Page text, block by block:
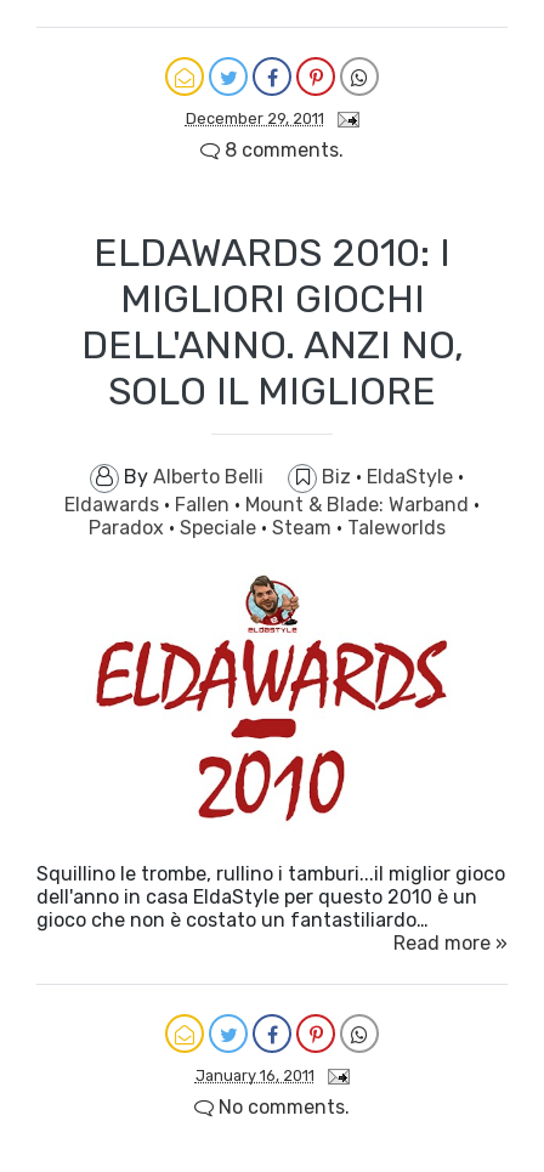
December 29, 2011
8 comments.
ELDAWARDS 2010: I
MIGLIORI GIOCHI
DELL'ANNO. ANZI NO,
SOLO IL MIGLIORE
By Alberto Belli Biz · EldaStyle ·
Eldawards · Fallen · Mount & Blade: Warband ·
Paradox · Speciale · Steam · Taleworlds
Squillino le trombe, rullino i tamburi...il miglior gioco
dell'anno in casa EldaStyle per questo 2010 è un
gioco che non è costato un fantastiliardo…
Read more »
January 16, 2011
No comments.